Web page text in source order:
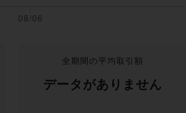
全期間の平均取引額
データがありません